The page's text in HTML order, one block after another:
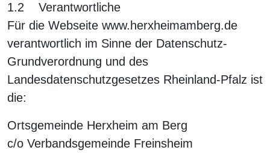
1.2 Verantwortliche
Für die Webseite www.herxheimamberg.de
verantwortlich im Sinne der Datenschutz-
Grundverordnung und des
Landesdatenschutzgesetzes Rheinland-Pfalz ist
die:
Ortsgemeinde Herxheim am Berg
c/o Verbandsgemeinde Freinsheim